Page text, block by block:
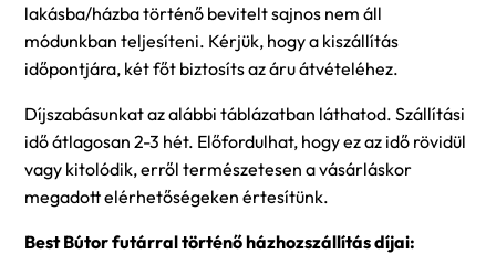
lakásba/házba történő bevitelt sajnos nem áll
módunkban teljesíteni. Kérjük, hogy a kiszállítás
időpontjára, két főt biztosíts az áru átvételéhez.
Díjszabásunkat az alábbi táblázatban láthatod. Szállítási
idő átlagosan 2-3 hét. Előfordulhat, hogy ez az idő rövidül
vagy kitolódik, erről természetesen a vásárláskor
megadott elérhetőségeken értesítünk.
Best Bútor futárral történő házhozszállítás díjai: